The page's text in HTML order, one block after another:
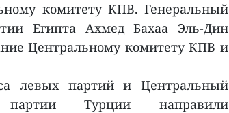
комитету КПВ. Генеральный
Египта Ахмед Бахаа Эль-Дин
Центральному комитету КПВ и
левых партий и Центральный
партии Турции направили